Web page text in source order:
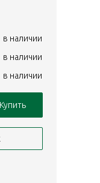
в наличии
в наличии
в наличии
Купить